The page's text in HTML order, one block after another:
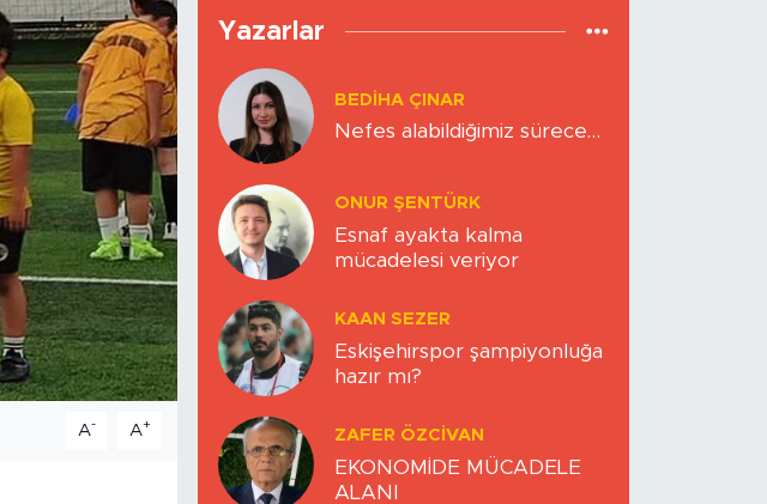
A- A+
Yazarlar
BEDIHA ÇINAR
Nefes alabildiğimiz sürece…
ONUR ŞENTÜRK
Esnaf ayakta kalma
mücadelesi veriyor
KAAN SEZER
Eskişehirspor şampiyonluğa
hazır mı?
ZAFER ÖZCIVAN
EKONOMİDE MÜCADELE
ALANI